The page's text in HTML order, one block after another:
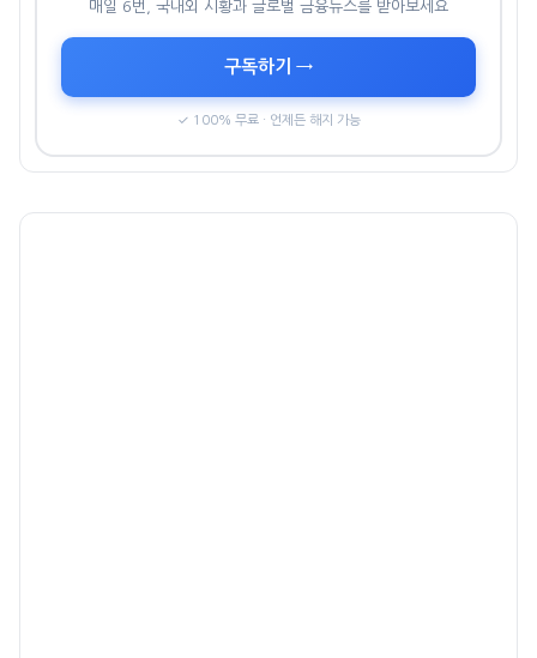
매일 6번, 국내외 시황과 글로벌 금융뉴스를 받아보세요
구독하기 →
✓ 100% 무료 · 언제든 해지 가능